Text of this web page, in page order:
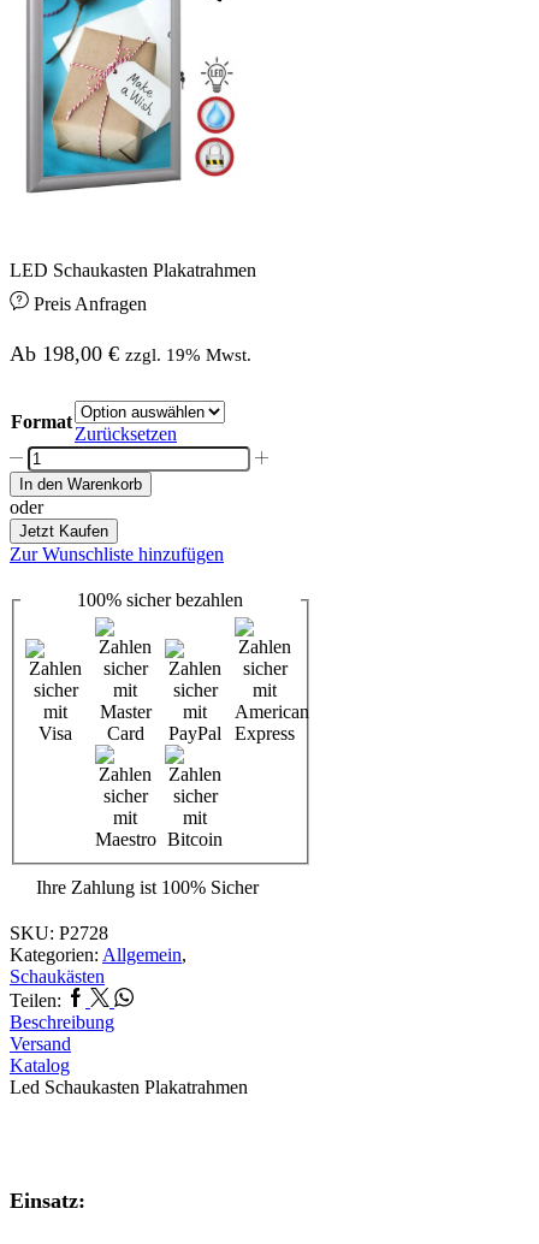
LED Schaukasten Plakatrahmen
Preis Anfragen
Ab 198,00 € zzgl. 19% Mwst.
Format
Zurücksetzen
LED
Schaukasten
Plakatrahmen
Menge
In den Warenkorb
oder
Jetzt Kaufen
Zur Wunschliste hinzufügen
100%sicherbezahlen
Ihre Zahlung ist 100% Sicher
SKU: P2728
Kategorien: Allgemein,
Schaukästen
Teilen: Facebook
TwitterWhatsapp
Beschreibung
Versand
Katalog
Led Schaukasten Plakatrahmen
Einsatz: